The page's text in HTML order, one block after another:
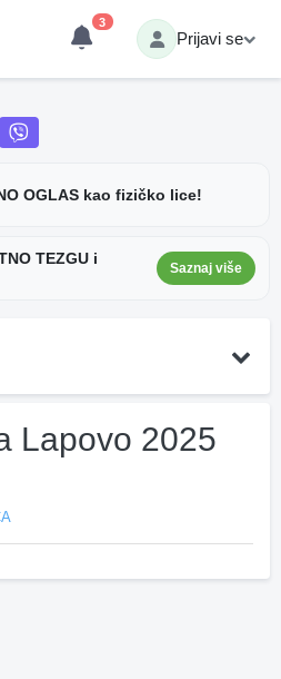
3
Prijavi se
OGLAS kao fizičko lice!
TEZGU i
Saznaj više
Lapovo 2025